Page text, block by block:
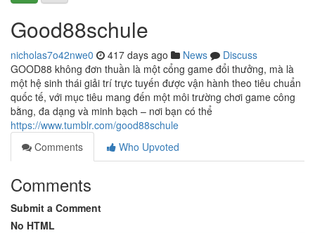
Good88schule
nicholas7o42nwe0 417 days ago News
Discuss
GOOD88 không đơn thuần là một cổng game đổi thưởng, mà là
một hệ sinh thái giải trí trực tuyến được vận hành theo tiêu chuẩn
quốc tế, với mục tiêu mang đến một môi trường chơi game công
bằng, đa dạng và minh bạch – nơi bạn có thể
https://www.tumblr.com/good88schule
Comments
Who Upvoted
Comments
Submit a Comment
No HTML